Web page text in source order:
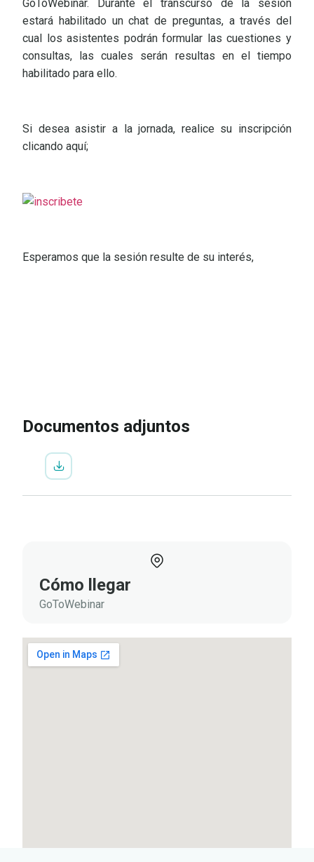
GoToWebinar. Durante el transcurso de la sesión
estará habilitado un chat de preguntas, a través del
cual los asistentes podrán formular las cuestiones y
consultas, las cuales serán resultas en el tiempo
habilitado para ello.
Si desea asistir a la jornada, realice su inscripción
clicando aquí;
Esperamos que la sesión resulte de su interés,
Documentos adjuntos
Cómo llegar
GoToWebinar